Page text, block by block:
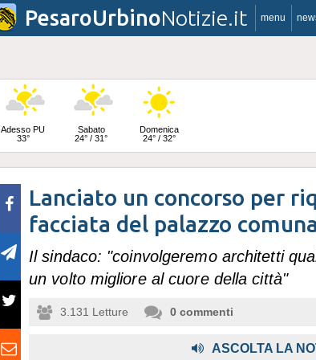
PesaroUrbinoNotizie.it menu
Adesso PU
33°
Sabato
24° / 31°
Domenica
24° / 32°
Lunedì
23° / 33°
Lanciato un concorso per
facciata del palazzo
Il sindaco: "coinvolgeremo architetti
un volto migliore al cuore della città"
3.131 Letture 0 commenti
ASCOLTA LA